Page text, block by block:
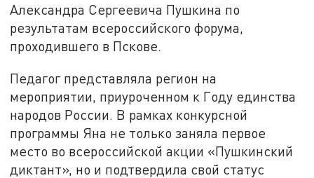
Александра Сергеевича Пушкина по
результатам всероссийского форума,
проходившего в Пскове.
Педагог представляла регион на
мероприятии, приуроченном к Году единства
народов России. В рамках конкурсной
программы Яна не только заняла первое
место во всероссийской акции «Пушкинский
диктант», но и подтвердила свой статус